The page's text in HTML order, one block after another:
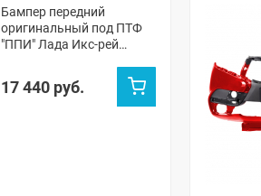
Бампер передний
оригинальный под ПТФ
"ППИ" Лада Икс-рей
17 440 руб.